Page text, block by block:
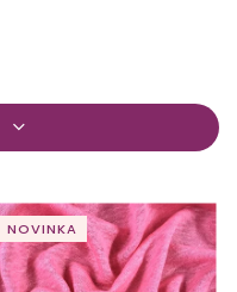
NOVINKA